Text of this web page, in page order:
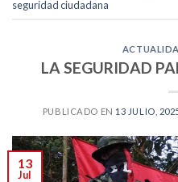
seguridad ciudadana
LA SEGURIDAD
PUBLICADO EN 13 JULIO,
13
Jul